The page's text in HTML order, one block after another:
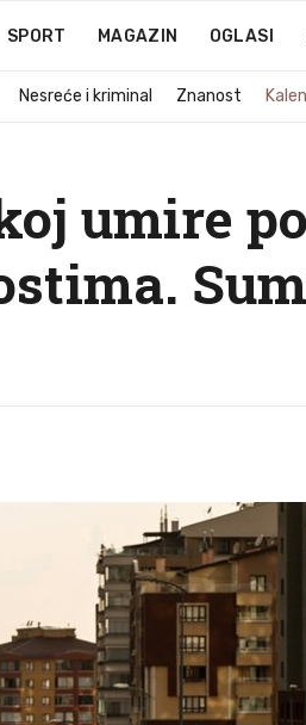
SPORT MAGAZIN OGLASI
Nesreće i kriminal Znanost
umire